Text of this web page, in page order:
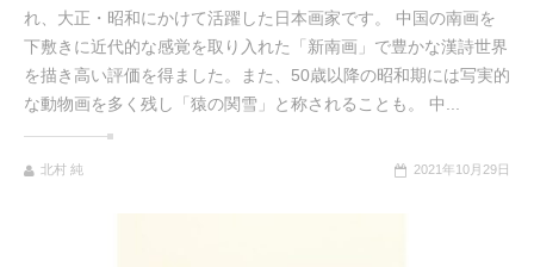
れ、大正・昭和にかけて活躍した日本画家です。 中国の南画を
下敷きに近代的な感覚を取り入れた「新南画」で豊かな漢詩世界
を描き高い評価を得ました。また、50歳以降の昭和期には写実的
な動物画を多く残し「猿の関雪」と称されることも。 中...
北村 純 2021年10月29日